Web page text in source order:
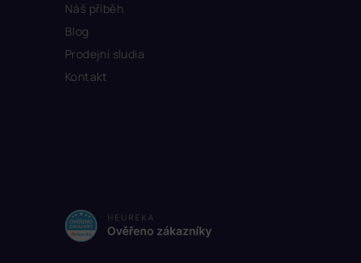
Náš příběh
Blog
Prodejní sludia
Kontakt